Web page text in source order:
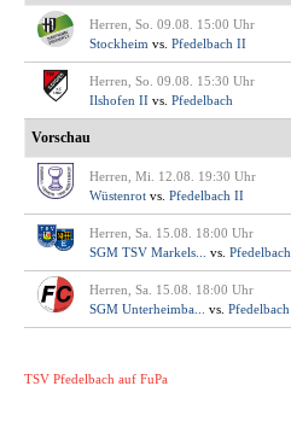
Herren, So. 09.08. 15:00 Uhr
Stockheim vs. Pfedelbach II
Herren, So. 09.08. 15:30 Uhr
Ilshofen II vs. Pfedelbach
Vorschau
Herren, Mi. 12.08. 19:30 Uhr
Wüstenrot vs. Pfedelbach II
Herren, Sa. 15.08. 18:00 Uhr
SGM TSV Markels...
vs. Pfedelbach
Herren, Sa. 15.08. 18:00 Uhr
SGM Unterheimba...
vs.
TSV Pfedelbach auf FuPa